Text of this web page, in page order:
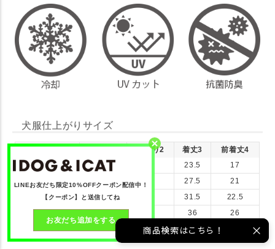
犬服仕上がりサイズ
胴周り2 着丈3
前着丈4
S
23 23.5
17
M
26 27.5
21
L
31 31.5
22.5
36
26
XXL
38 58 40
LINEお友だち限定10%OFFクーポン配信中！
【クーポン】と送信してね
お友だち追加をする
商品検索はこちら！